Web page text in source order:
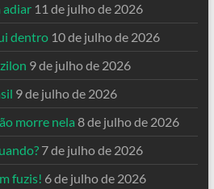
adiar 11 de julho de 2026
dentro 10 de julho de 2026
9 de julho de 2026
9 de julho de 2026
morre nela 8 de julho de 2026
7 de julho de 2026
fuzis! 6 de julho de 2026